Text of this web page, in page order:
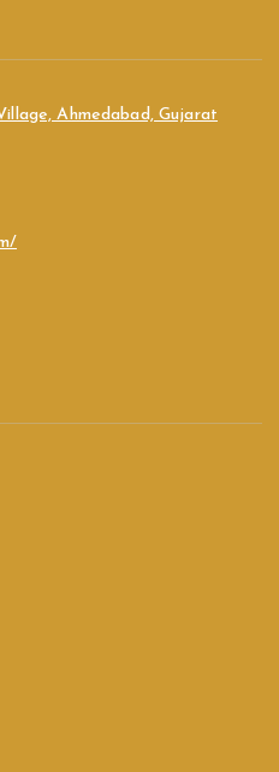
Ahmedabad, Gujarat